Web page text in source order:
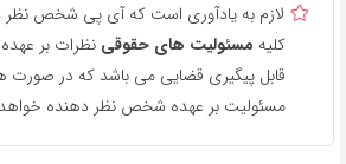
لازم به یادآوری است که آی پی شخص
کلیه مسئولیت های حقوقی نظرات بر
قابل پیگیری قضایی می باشد که در صورت
مسئولیت بر عهده شخص نظر دهنده